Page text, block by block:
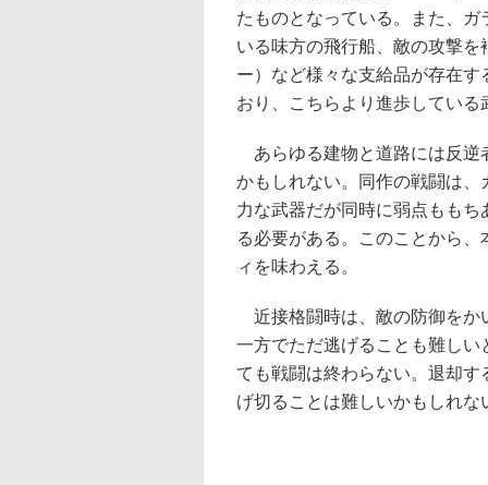
たものとなっている。また、
いる味方の飛行船、敵の攻撃
ー）など様々な支給品が存在
おり、こちらより進歩している
あらゆる建物と道路には反逆
かもしれない。同作の戦闘は
力な武器だが同時に弱点もも
る必要がある。このことから
ィを味わえる。
近接格闘時は、敵の防御をか
一方でただ逃げることも難し
ても戦闘は終わらない。退却
げ切ることは難しいかもしれな